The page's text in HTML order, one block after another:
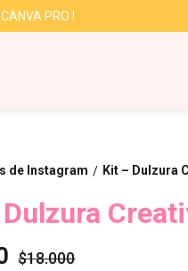
PRO !
de Instagram / Kit – Dulzura
$18.000